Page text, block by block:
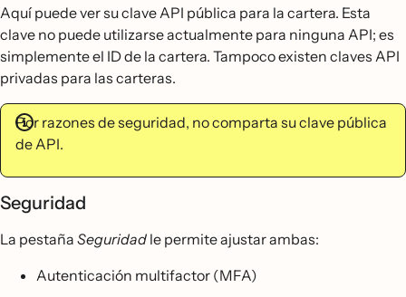
Aquí puede ver su clave API pública para la cartera. Esta
clave no puede utilizarse actualmente para ninguna API; es
simplemente el ID de la cartera. Tampoco existen claves API
privadas para las carteras.
Por razones de seguridad, no comparta su clave pública
de API.
Seguridad
La pestaña Seguridad le permite ajustar ambas:
Autenticación multifactor (MFA)